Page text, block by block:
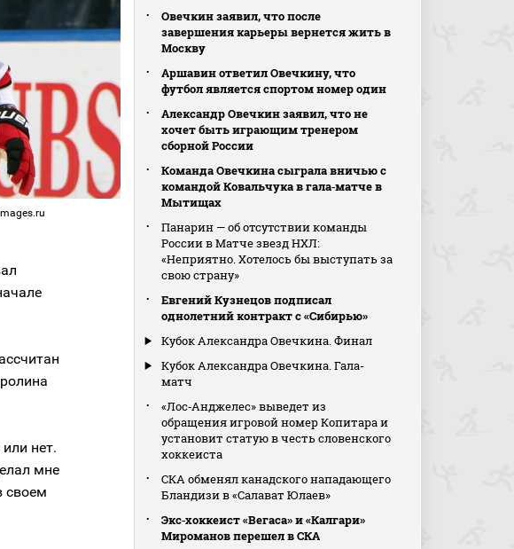
нет.
мне
своем
Овечкин заявил, что после
завершения карьеры вернется жить в
Москву
Аршавин ответил Овечкину, что
футбол является спортом номер один
Александр Овечкин заявил, что не
хочет быть играющим тренером
сборной России
Команда Овечкина сыграла вничью с
командой Ковальчука в гала‑матче в
Мытищах
Панарин — об отсутствии команды
России в Матче звезд НХЛ:
«Неприятно. Хотелось бы выступать за
свою страну»
Евгений Кузнецов подписал
однолетний контракт с «Сибирью»
Кубок Александра Овечкина. Финал
Кубок Александра Овечкина. Гала-
матч
«Лос‑Анджелес» выведет из
обращения игровой номер Копитара и
установит статую в честь словенского
хоккеиста
СКА обменял канадского нападающего
Бландизи в «Салават Юлаев»
Экс‑хоккеист «Вегаса» и «Калгари»
Мироманов перешел в СКА